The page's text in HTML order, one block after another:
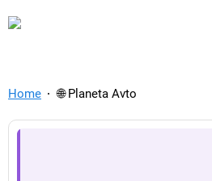
Home 🌐 Planeta Avto